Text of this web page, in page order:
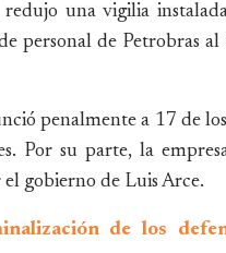
una vigilia
personal de Petrobras
penalmente a 17 de
Por su parte, la
gobierno de Luis Arce.
de los